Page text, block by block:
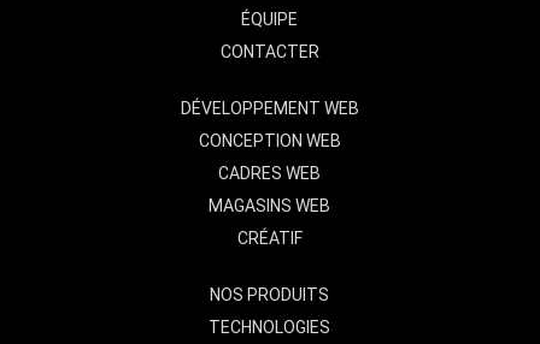
ÉQUIPE
CONTACTER
DÉVELOPPEMENT WEB
CONCEPTION WEB
CADRES WEB
MAGASINS WEB
CRÉATIF
NOS PRODUITS
TECHNOLOGIES